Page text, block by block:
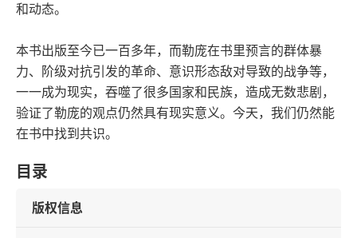
和动态。
本书出版至今已一百多年，而勒庞在书里预言的群体暴
力、阶级对抗引发的革命、意识形态敌对导致的战争等，
一一成为现实，吞噬了很多国家和民族，造成无数悲剧，
验证了勒庞的观点仍然具有现实意义。今天，我们仍然能
在书中找到共识。
目录
版权信息